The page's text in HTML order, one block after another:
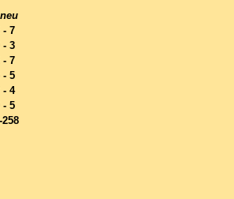
- 7
- 3
- 7
- 5
- 4
- 5
258